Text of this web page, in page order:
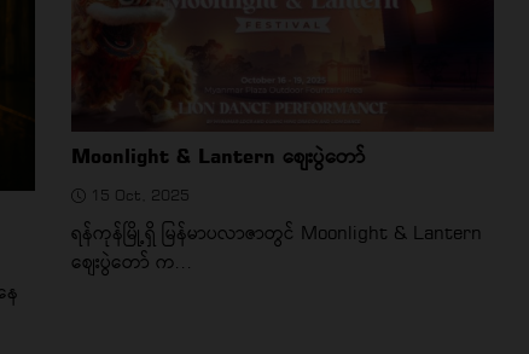
ေ
Moonlight & Lantern စျေးပွဲတော်
15 Oct, 2025
ရန်ကုန်မြို့ရှိ မြန်မာပလာဇာတွင် Moonlight & Lantern
စျေးပွဲတော် က...